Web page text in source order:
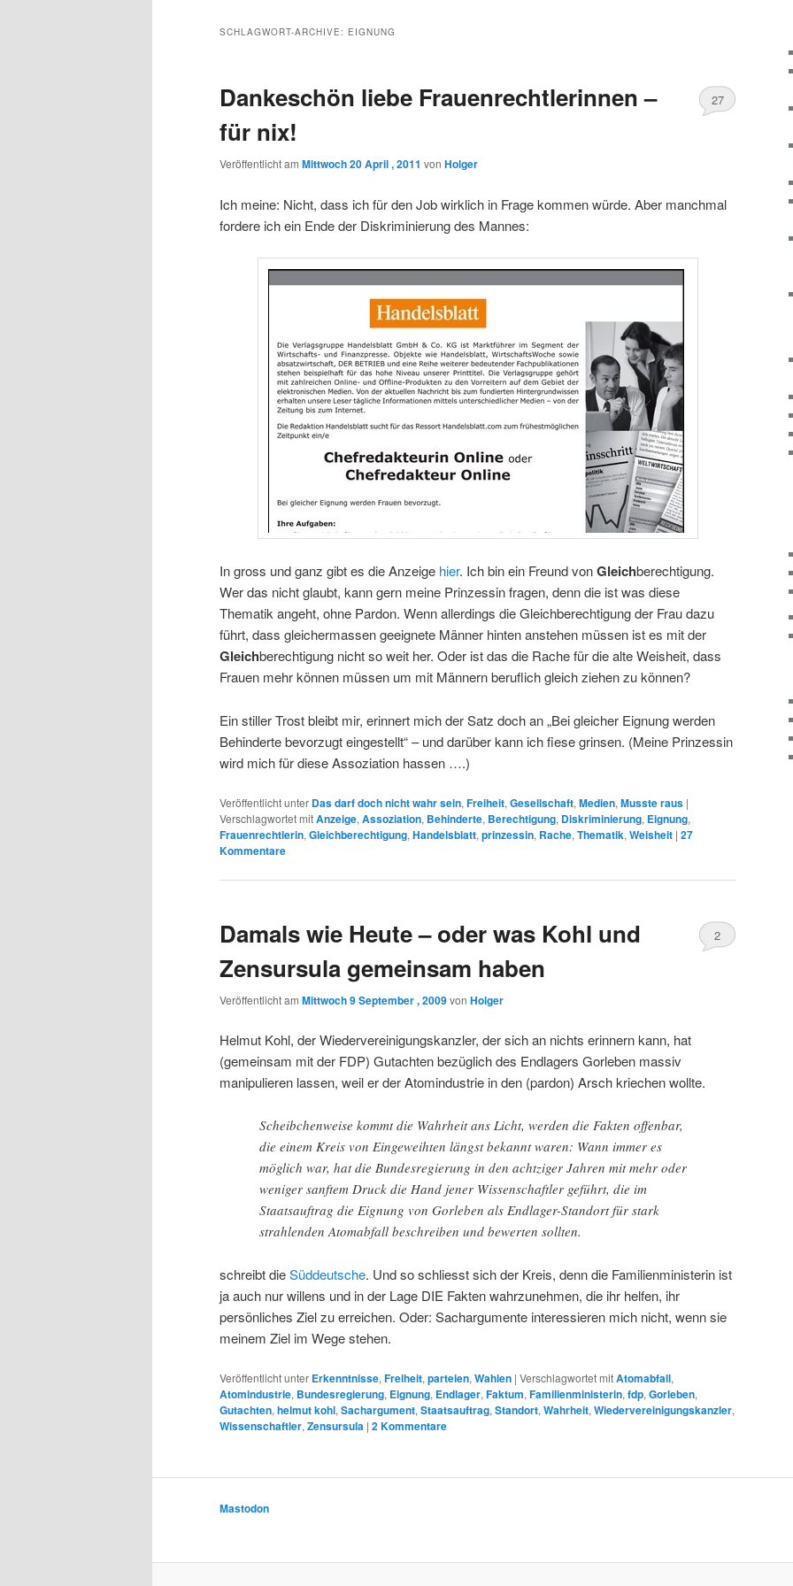
wechseln
SCHLAGWORT-ARCHIVE: EIGNUNG
Dankeschön liebe Frauenrechtlerinnen –
für nix!
Veröffentlicht am Mittwoch 20 April , 2011 von Holger
27
Ich meine: Nicht, dass ich für den Job wirklich in Frage kommen würde. Aber manchmal
fordere ich ein Ende der Diskriminierung des Mannes:
In gross und ganz gibt es die Anzeige hier. Ich bin ein Freund vonGleichberechtigung.
Wer das nicht glaubt, kann gern meine Prinzessin fragen, denn die ist was diese
Thematik angeht, ohne Pardon. Wenn allerdings die Gleichberechtigung der Frau dazu
führt, dass gleichermassen geeignete Männer hinten anstehen müssen ist es mit der
Gleichberechtigung nicht so weit her. Oder ist das die Rache für die alte Weisheit, dass
Frauen mehr können müssen um mit Männern beruflich gleich ziehen zu können?
Ein stiller Trost bleibt mir, erinnert mich der Satz doch an „Bei gleicher Eignung werden
Behinderte bevorzugt eingestellt“ – und darüber kann ich fiese grinsen. (Meine Prinzessin
wird mich für diese Assoziation hassen ….)
Veröffentlicht unter Das darf doch nicht wahr sein, Freiheit, Gesellschaft, Medien, Musste raus |
Verschlagwortet mitAnzeige, Assoziation, Behinderte, Berechtigung, Diskriminierung, Eignung,
Frauenrechtlerin, Gleichberechtigung, Handelsblatt, prinzessin, Rache, Thematik, Weisheit | 27
Kommentare
Damals wie Heute – oder was Kohl und
Zensursula gemeinsam haben
Veröffentlicht am Mittwoch 9 September , 2009von Holger
2
Helmut Kohl, der Wiedervereinigungskanzler, der sich an nichts erinnern kann, hat
(gemeinsam mit der FDP) Gutachten bezüglich des Endlagers Gorleben massiv
manipulieren lassen, weil er der Atomindustrie in den (pardon) Arsch kriechen wollte.
Scheibchenweise kommt die Wahrheit ans Licht, werden die Fakten offenbar,
die einem Kreis von Eingeweihten längst bekannt waren: Wann immer es
möglich war, hat die Bundesregierung in den achtziger Jahren mit mehr oder
weniger sanftem Druck die Hand jener Wissenschaftler geführt, die im
Staatsauftrag die Eignung von Gorleben als Endlager-Standort für stark
strahlenden Atomabfall beschreiben und bewerten sollten.
schreibt dieSüddeutsche. Und so schliesst sich der Kreis, denn die Familienministerin ist
ja auch nur willens und in der Lage DIE Fakten wahrzunehmen, die ihr helfen, ihr
persönliches Ziel zu erreichen. Oder: Sachargumente interessieren mich nicht, wenn sie
meinem Ziel im Wege stehen.
Veröffentlicht unter Erkenntnisse, Freiheit, parteien, Wahlen | Verschlagwortet mitAtomabfall,
Atomindustrie, Bundesregierung, Eignung, Endlager, Faktum, Familienministerin, fdp, Gorleben,
Gutachten, helmut kohl, Sachargument, Staatsauftrag, Standort, Wahrheit, Wiedervereinigungskanzler,
Wissenschaftler, Zensursula | 2Kommentare
Mastodon